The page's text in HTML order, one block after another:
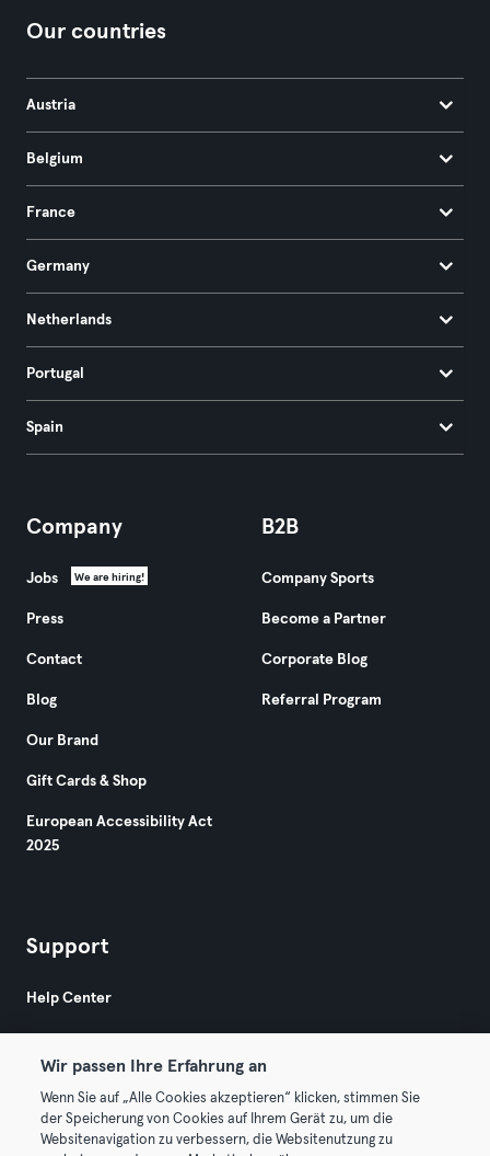
Our countries
Austria
Belgium
France
Germany
Netherlands
Portugal
Spain
Company
Jobs We are hiring!
Press
Contact
Blog
Our Brand
Gift Cards & Shop
European Accessibility Act
2025
B2B
Company Sports
Become a Partner
Corporate Blog
Referral Program
Support
Help Center
© 2026 Urban Sports Group GmbH. All rights reserved.
Wir passen Ihre Erfahrung an
Wenn Sie auf „Alle Cookies akzeptieren“ klicken, stimmen Sie
der Speicherung von Cookies auf Ihrem Gerät zu, um die
Websitenavigation zu verbessern, die Websitenutzung zu